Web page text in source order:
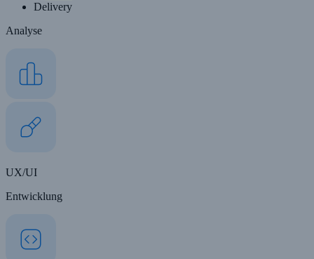
Delivery
Analyse
UX/UI
Entwicklung